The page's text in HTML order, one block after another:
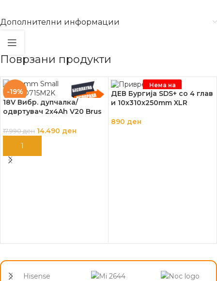
Дополнителни информации
Поврзани продукти
-19%
18V Вибр. дупчалка/
одвртувач 2x4Ah V20 Brus
17.990ден 14.490 ден
ДОДАЈ ВО КОШНИЦА
Нема на
залиха
ДЕВ Бургија SDS+ со 4 глав
и 10x310x250mm XLR
890 ден
Hisense